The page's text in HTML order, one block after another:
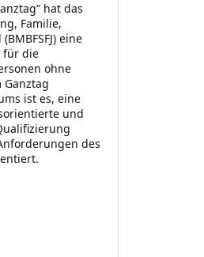
hat das
Familie,
eine
für die
ohne
ist es, eine
und
des